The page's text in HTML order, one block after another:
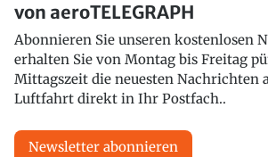
von aeroTELEGRAPH
Abonnieren Sie unseren kostenlosen
erhalten Sie von Montag bis Freitag
Mittagszeit die neuesten Nachrichten
Luftfahrt direkt in Ihr Postfach..
Newsletter abonnieren